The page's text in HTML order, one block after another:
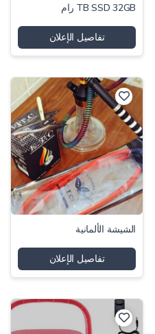
TB SSD 32GB رام
تفاصيل الإعلان
الشيشة الألمانية
تفاصيل الإعلان